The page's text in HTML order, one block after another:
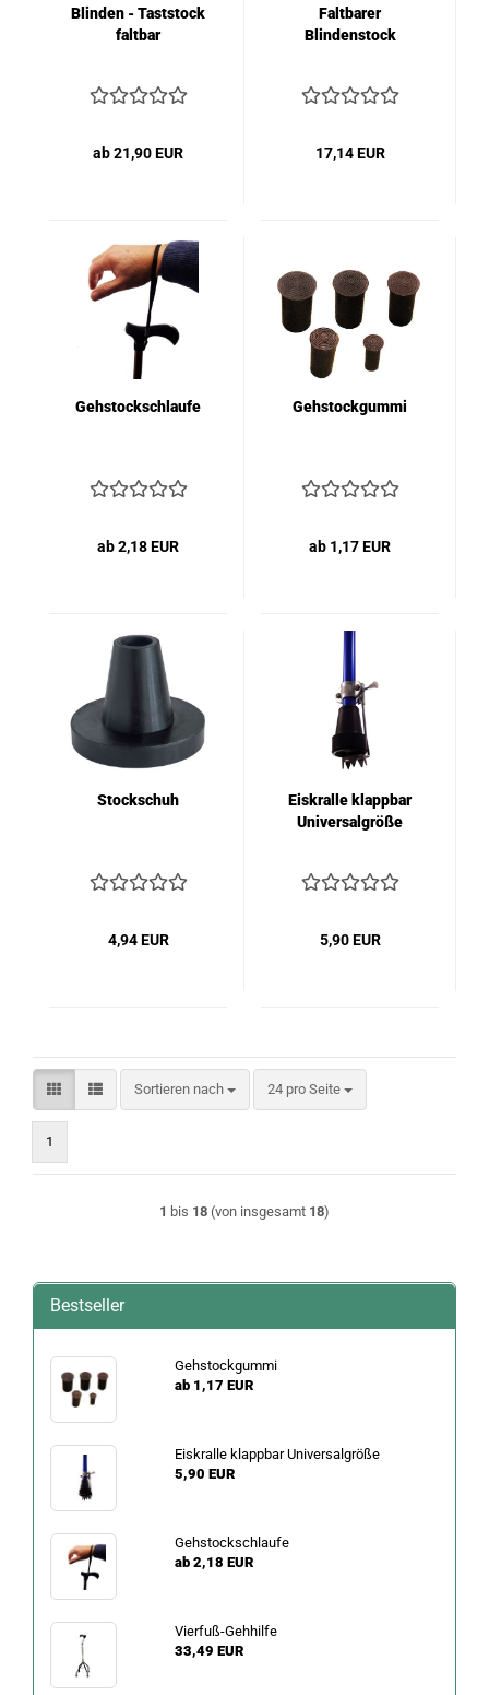
Blinden - Taststock
faltbar
ab 21,90 EUR
Faltbarer
Blindenstock
17,14 EUR
Gehstockschlaufe
ab 2,18 EUR
Gehstockgummi
ab 1,17 EUR
Stockschuh
4,94 EUR
Eiskralle klappbar
Universalgröße
5,90 EUR
Sortieren nach
Sortieren nach 24 pro Seite
pro Seite
1
1 bis 18 (von insgesamt 18)
Bestseller
Gehstockgummi
ab 1,17 EUR
Eiskralle klappbar Universalgröße
5,90 EUR
Gehstockschlaufe
ab 2,18 EUR
Vierfuß-Gehhilfe
33,49 EUR